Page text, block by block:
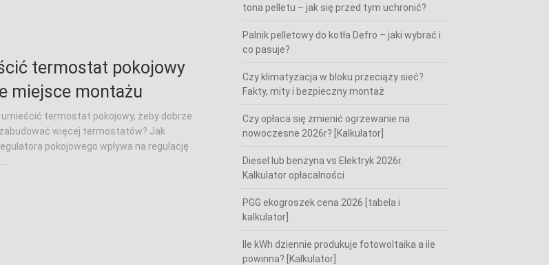
termostat pokojowy
miejsce montażu
umieścić termostat pokojowy, żeby dobrze
zabudować więcej termostatów? Jak
pokojowego wpływa na regulację
tona pelletu – jak się przed tym uchronić?
Palnik pelletowy do kotła Defro – jaki wybrać i
co pasuje?
Czy klimatyzacja w bloku przeciąży sieć?
Fakty, mity i bezpieczny montaż
Czy opłaca się zmienić ogrzewanie na
nowoczesne 2026r? [Kalkulator]
Diesel lub benzyna vs Elektryk 2026r.
Kalkulator opłacalności
PGG ekogroszek cena 2026 [tabela i
kalkulator]
Ile kWh dziennie produkuje fotowoltaika a ile
powinna? [Kalkulator]